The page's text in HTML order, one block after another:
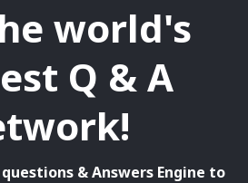
world's
Q & A
& Answers Engine to